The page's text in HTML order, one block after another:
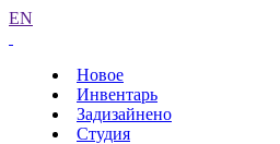
EN
Новое
Инвентарь
Задизайнено
Студия